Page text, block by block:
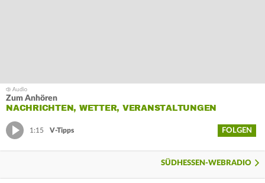
Zum Anhören
NACHRICHTEN, WETTER, VERANSTALTUNGEN
1:15 V-Tipps FOLGEN
SÜDHESSEN-WEBRADIO